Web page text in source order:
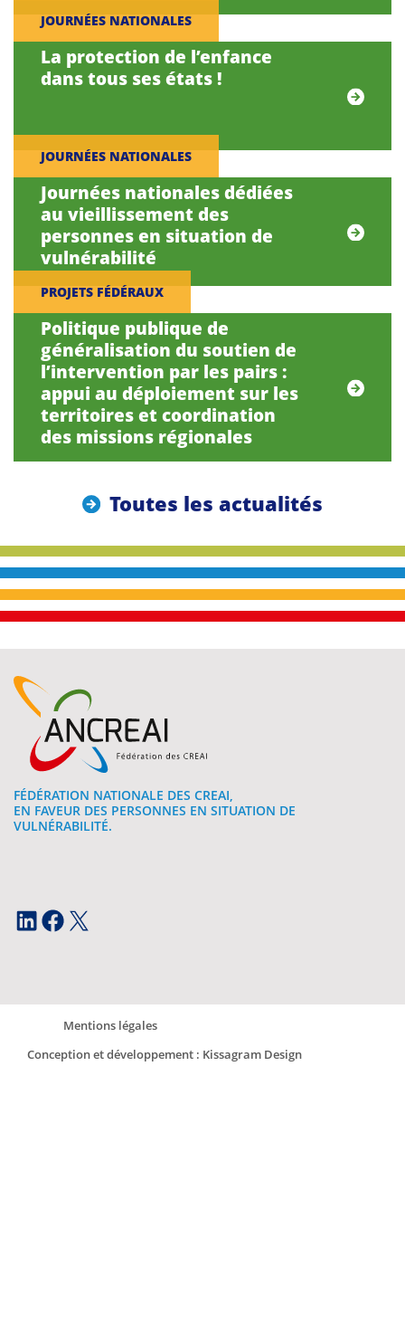
JOURNÉES NATIONALES
La protection de l’enfance
dans tous ses états !
JOURNÉES NATIONALES
Journées nationales dédiées
au vieillissement des
personnes en situation de
vulnérabilité
PROJETS FÉDÉRAUX
Politique publique de
généralisation du soutien de
l’intervention par les pairs :
appui au déploiement sur les
territoires et coordination
des missions régionales
Toutes les actualités
FÉDÉRATION NATIONALE DES CREAI,
EN FAVEUR DES PERSONNES EN SITUATION DE
VULNÉRABILITÉ.
LinkedIn Facebook X
Mentions légales
Conception et développement : Kissagram Design